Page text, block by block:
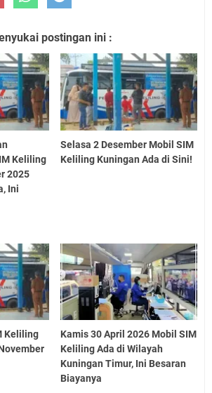
postingan ini :
Keliling
2025
Ini
Selasa 2 Desember Mobil SIM
Keliling Kuningan Ada di Sini!
Keliling
Kamis 30 April 2026 Mobil SIM
Keliling Ada di Wilayah
Kuningan Timur, Ini Besaran
Biayanya